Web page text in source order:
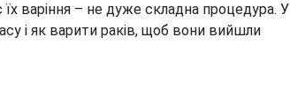
варіння – не дуже складна процедура. У
і як варити раків, щоб вони вийшли